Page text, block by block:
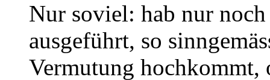
Nur soviel: hab nur
ausgeführt, so
Vermutung